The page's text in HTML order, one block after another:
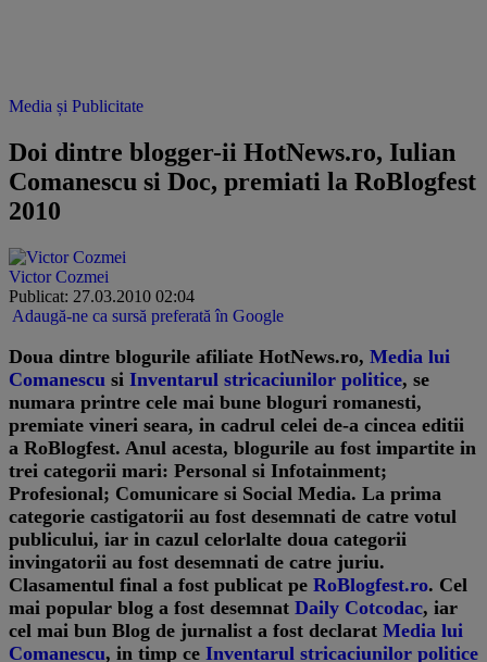
Media și Publicitate
Doi dintre blogger-ii HotNews.ro, Iulian
Comanescu si Doc, premiati la RoBlogfest
2010
Victor Cozmei
Publicat: 27.03.2010 02:04
Adaugă-ne ca sursă preferată în Google
Doua dintre blogurile afiliate HotNews.ro, Media lui
Comanescu si Inventarul stricaciunilor politice, se
numara printre cele mai bune bloguri romanesti,
premiate vineri seara, in cadrul celei de-a cincea editii
a RoBlogfest. Anul acesta, blogurile au fost impartite in
trei categorii mari: Personal si Infotainment;
Profesional; Comunicare si Social Media. La prima
categorie castigatorii au fost desemnati de catre votul
publicului, iar in cazul celorlalte doua categorii
invingatorii au fost desemnati de catre juriu.
Clasamentul final a fost publicat pe RoBlogfest.ro. Cel
mai popular blog a fost desemnat Daily Cotcodac, iar
cel mai bun Blog de jurnalist a fost declarat Media lui
Comanescu, in timp ce Inventarul stricaciunilor politice